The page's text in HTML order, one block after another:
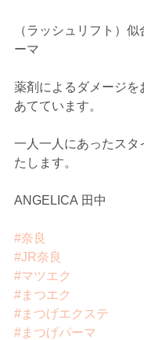
（ラッシュリフト）
ーマ
薬剤によるダメージを
あてています。
一人一人にあったスタ
たします。
ANGELICA 田中
#奈良
#JR奈良
#マツエク
#まつエク
#まつげエクステ
#まつげパーマ